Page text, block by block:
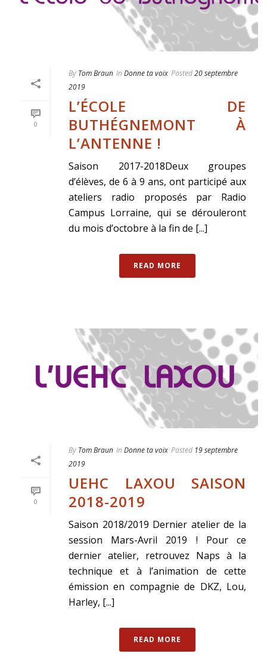
0
By Tom Braun In Donne ta voix Posted20 septembre
2019
L’ÉCOLE DE
BUTHÉGNEMONT À
L’ANTENNE !
Saison 2017-2018Deux groupes
d’élèves, de 6 à 9 ans, ont participé aux
ateliers radio proposés par Radio
Campus Lorraine, qui se dérouleront
du mois d’octobre à la fin de [...]
READ MORE
0
By Tom Braun In Donne ta voix Posted 19 septembre
2019
UEHC LAXOU SAISON
2018-2019
Saison 2018/2019 Dernier atelier de la
session Mars-Avril 2019 ! Pour ce
dernier atelier, retrouvez Naps à la
technique et à l’animation de cette
émission en compagnie de DKZ, Lou,
Harley, [...]
READ MORE